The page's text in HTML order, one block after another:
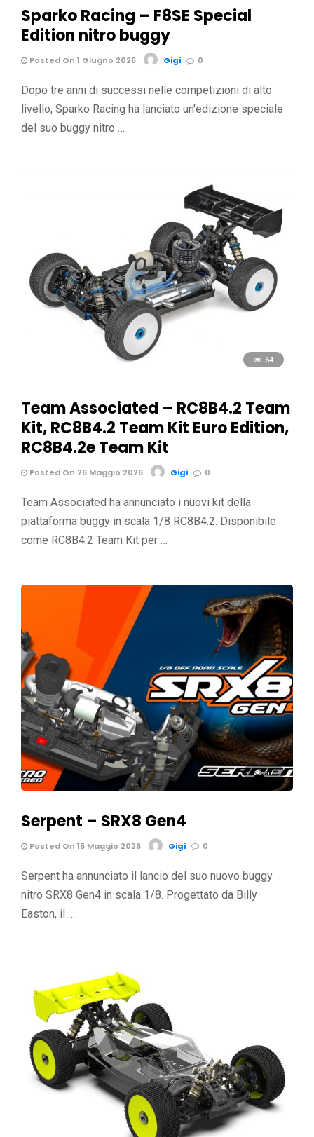
Sparko Racing – F8SE Special
Edition nitro buggy
Posted On 1 Giugno 2026 Gigi 0
Dopo tre anni di successi nelle competizioni di alto
livello, Sparko Racing ha lanciato un'edizione speciale
del suo buggy nitro …
64
Team Associated – RC8B4.2 Team
Kit, RC8B4.2 Team Kit Euro Edition,
RC8B4.2e Team Kit
Posted On 26 Maggio 2026 Gigi 0
Team Associated ha annunciato i nuovi kit della
piattaforma buggy in scala 1/8 RC8B4.2. Disponibile
come RC8B4.2 Team Kit per …
67
Serpent – SRX8 Gen4
Posted On 15 Maggio 2026 Gigi 0
Serpent ha annunciato il lancio del suo nuovo buggy
nitro SRX8 Gen4 in scala 1/8. Progettato da Billy
Easton, il …